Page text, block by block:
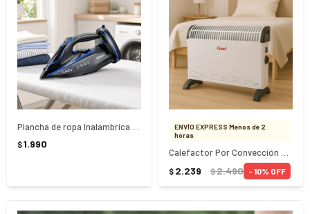
$1.990
ENVÍO EXPRESS Menos de 2
horas
$ 2.239 $2.490 10